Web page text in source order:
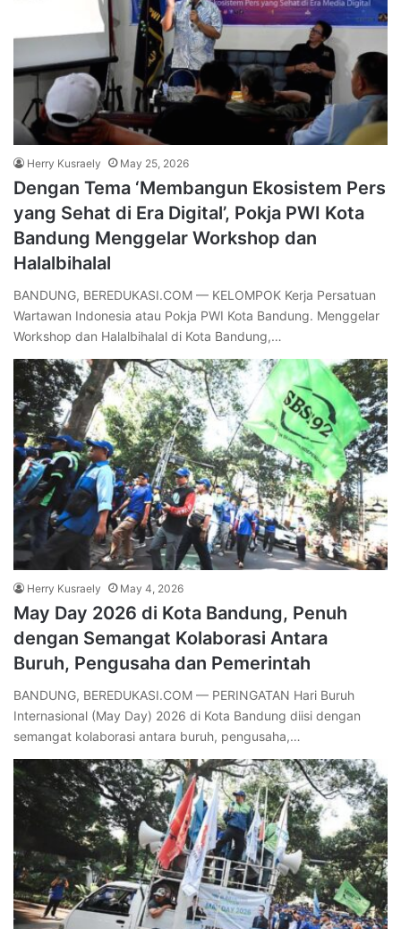
Herry Kusraely May 25, 2026
Dengan Tema ‘Membangun Ekosistem Pers
yang Sehat di Era Digital’, Pokja PWI Kota
Bandung Menggelar Workshop dan
Halalbihalal
BANDUNG, BEREDUKASI.COM — KELOMPOK Kerja Persatuan
Wartawan Indonesia atau Pokja PWI Kota Bandung. Menggelar
Workshop dan Halalbihalal di Kota Bandung,…
Herry Kusraely May 4, 2026
May Day 2026 di Kota Bandung, Penuh
dengan Semangat Kolaborasi Antara
Buruh, Pengusaha dan Pemerintah
BANDUNG, BEREDUKASI.COM — PERINGATAN Hari Buruh
Internasional (May Day) 2026 di Kota Bandung diisi dengan
semangat kolaborasi antara buruh, pengusaha,…